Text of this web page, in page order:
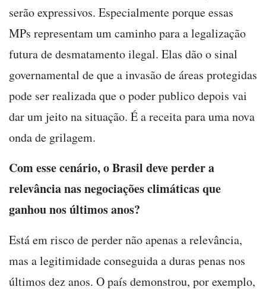
serão expressivos. Especialmente porque essas
MPs representam um caminho para a legalização
futura de desmatamento ilegal. Elas dão o sinal
governamental de que a invasão de áreas protegidas
pode ser realizada que o poder publico depois vai
dar um jeito na situação. É a receita para uma nova
onda de grilagem.
Com esse cenário, o Brasil deve perder a
relevância nas negociações climáticas que
ganhou nos últimos anos?
Está em risco de perder não apenas a relevância,
mas a legitimidade conseguida a duras penas nos
últimos dez anos. O país demonstrou, por exemplo,